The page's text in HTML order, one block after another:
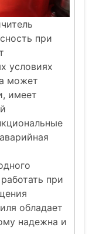
при
условиях
может
имеет
при
обладает
надежна и